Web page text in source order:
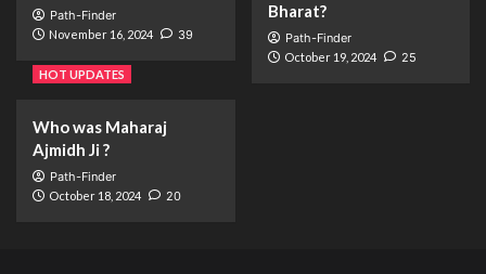
Path-Finder
November 16, 2024 39
Bharat?
Path-Finder
October 19, 2024 25
HOT UPDATES
Who was Maharaj
Ajmidh Ji ?
Path-Finder
October 18, 2024 20